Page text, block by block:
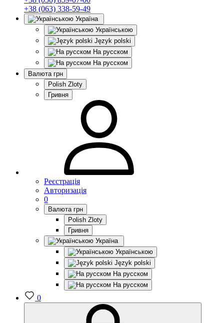
+38 (063) 338-59-49
Україна
Українською
Język polski
На русском
На русском
Валюта грн
Polish Zloty
Гривня
Реєстрація
Авторизація
0
Валюта грн
Polish Zloty
Гривня
Україна
Українською
Język polski
На русском
На русском
0